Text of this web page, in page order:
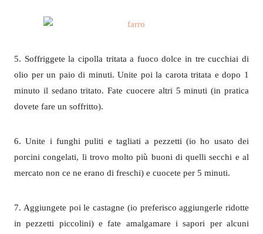
5. Soffriggete la cipolla tritata a fuoco dolce in tre cucchiai di
olio per un paio di minuti. Unite poi la carota tritata e dopo 1
minuto il sedano tritato. Fate cuocere altri 5 minuti (in pratica
dovete fare un soffritto).
6. Unite i funghi puliti e tagliati a pezzetti (io ho usato dei
porcini congelati, li trovo molto più buoni di quelli secchi e al
mercato non ce ne erano di freschi) e cuocete per 5 minuti.
7. Aggiungete poi le castagne (io preferisco aggiungerle ridotte
in pezzetti piccolini) e fate amalgamare i sapori per alcuni